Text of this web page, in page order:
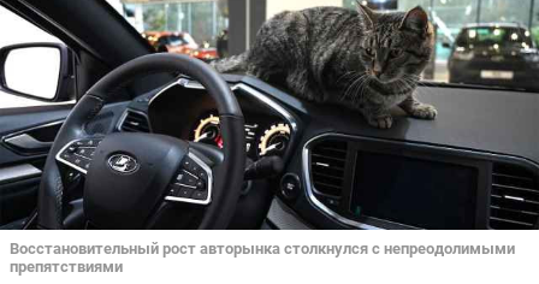
Восстановительный рост авторынка столкнулся с непреодолимыми
препятствиями